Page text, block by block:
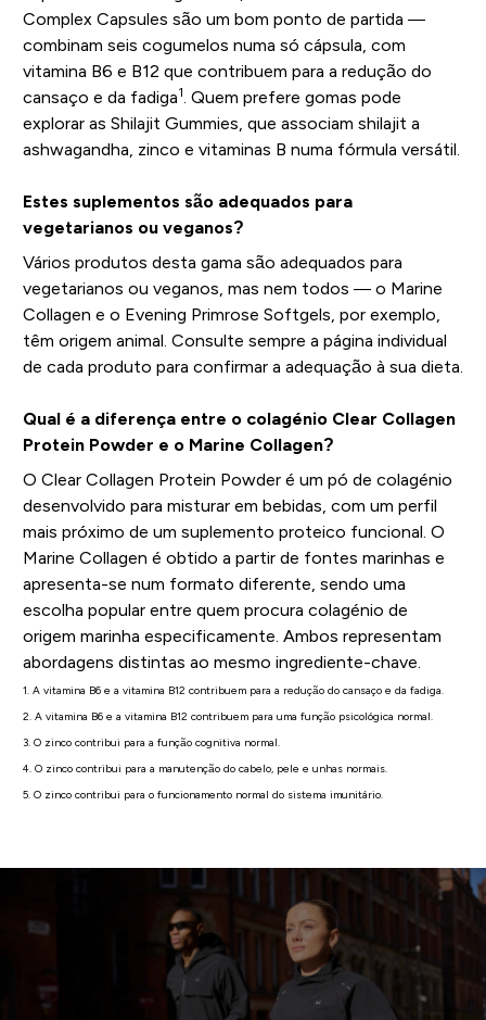
Complex Capsules são um bom ponto de partida —
combinam seis cogumelos numa só cápsula, com
vitamina B6 e B12 que contribuem para a redução do
cansaço e da fadiga1. Quem prefere gomas pode
explorar as Shilajit Gummies, que associam shilajit a
ashwagandha, zinco e vitaminas B numa fórmula versátil.
Estes suplementos são adequados para
vegetarianos ou veganos?
Vários produtos desta gama são adequados para
vegetarianos ou veganos, mas nem todos — o Marine
Collagen e o Evening Primrose Softgels, por exemplo,
têm origem animal. Consulte sempre a página individual
de cada produto para confirmar a adequação à sua dieta.
Qual é a diferença entre o colagénio Clear Collagen
Protein Powder e o Marine Collagen?
O Clear Collagen Protein Powder é um pó de colagénio
desenvolvido para misturar em bebidas, com um perfil
mais próximo de um suplemento proteico funcional. O
Marine Collagen é obtido a partir de fontes marinhas e
apresenta-se num formato diferente, sendo uma
escolha popular entre quem procura colagénio de
origem marinha especificamente. Ambos representam
abordagens distintas ao mesmo ingrediente-chave.
1. A vitamina B6 e a vitamina B12 contribuem para a redução do cansaço e da fadiga.
2. A vitamina B6 e a vitamina B12 contribuem para uma função psicológica normal.
3. O zinco contribui para a função cognitiva normal.
4. O zinco contribui para a manutenção do cabelo, pele e unhas normais.
5. O zinco contribui para o funcionamento normal do sistema imunitário.